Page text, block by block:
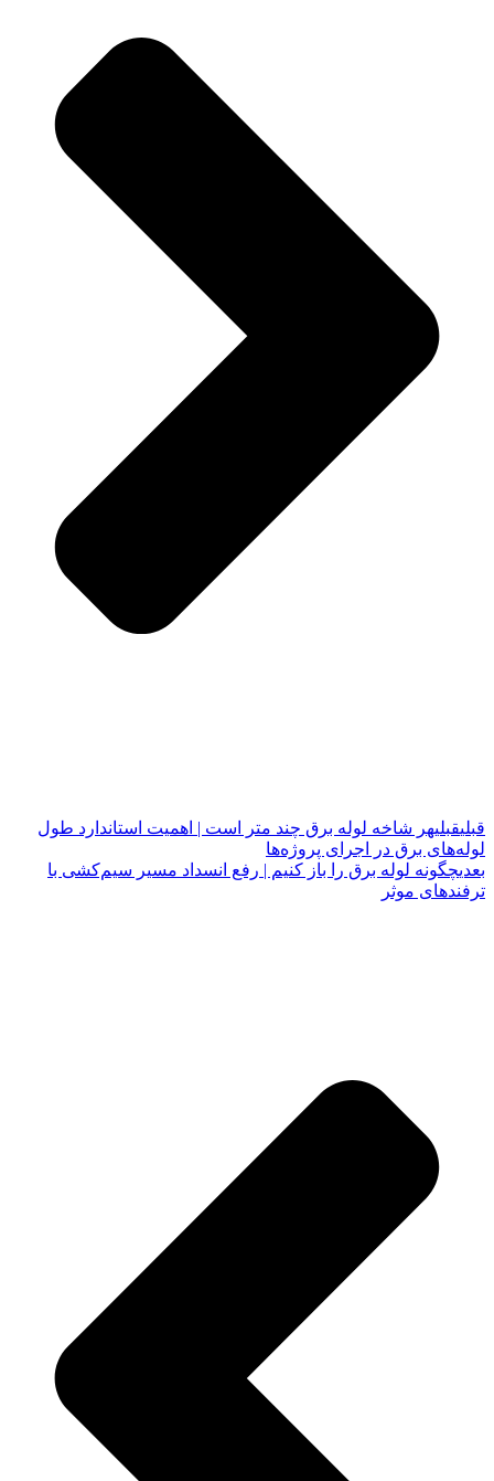
قبلیقبلیهر شاخه لوله برق چند متر است | اهمیت استاندارد طول
لوله‌های برق در اجرای پروژه‌ها
بعدیچگونه لوله برق را باز کنیم | رفع انسداد مسیر سیم‌کشی با
ترفندهای موثر